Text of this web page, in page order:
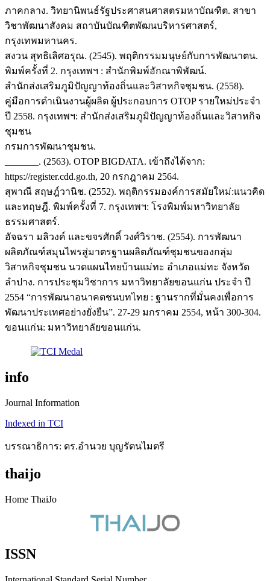
ภาคกลาง. วิทยานิพนธ์รัฐประศาสนศาสตรมหาบัณฑิต. สาขา
วิชาพัฒนาสังคม สถาบันบัณฑิตพัฒนบริหารศาสตร์,
กรุงเทพมหานคร.
สงวน สุทธิเลิศอรุณ. (2545). พฤติกรรมมนุษย์กับการพัฒนาตน.
พิมพ์ครั้งที่ 2. กรุงเทพฯ : สำนักพิมพ์อักณาพิพัฒน์.
สำนักส่งเสริมภูมิปัญญาท้องถิ่นและวิสาหกิจชุมชน. (2558).
คู่มือการดำเนินงานผู้ผลิต ผู้ประกอบการ OTOP รายใหม่ประจำ
ปี 2558. กรุงเทพฯ: สำนักส่งเสริมภูมิปัญญาท้องถิ่นและวิสาหกิจ
ชุมชน
กรมการพัฒนาชุมชน.
_______. (2563). OTOP BIGDATA. เข้าถึงได้จาก:
https://register.cdd.go.th, 20 กรกฎาคม 2564.
สุพาณี สฤษฎ์วานิช. (2552). พฤติกรรมองค์การสมัยใหม่:แนวคิด
และทฤษฎี. พิมพ์ครั้งที่ 7. กรุงเทพฯ: โรงพิมพ์มหาวิทยาลัย
ธรรมศาสตร์.
อัจฉรา มลิวงค์ และขจรศักดิ์ วงศ์วิราช. (2554). การพัฒนา
ผลิตภัณฑ์สมุนไพรสู่มาตรฐานผลิตภัณฑ์ชุมชนของกลุ่ม
วิสาหกิจชุมชน นวดแผนไทยบ้านแม่ทะ อำเภอแม่ทะ จังหวัด
ลำปาง. การประชุมวิชาการ มหาวิทยาลัยขอนแก่น ประจำ ปี
2554 “การพัฒนาอนาคตชนบทไทย : ฐานรากที่มั่นคงเพื่อการ
พัฒนาประเทศอย่างยั่งยืน”. 27-29 มกราคม 2554, หน้า 300-304.
ขอนแก่น: มหาวิทยาลัยขอนแก่น.
info
Journal Information
Indexed in TCI
บรรณาธิการ: ดร.อำนวย บุญรัตนไมตรี
thaijo
Home ThaiJo
ISSN